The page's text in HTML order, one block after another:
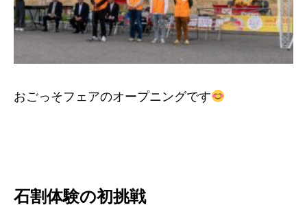
おごっそフェアのオープニングです
石割体験の初挑戦